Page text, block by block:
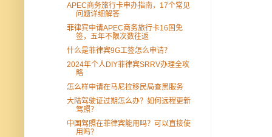
APEC商务旅行卡申办指南，17个常见
问题详细解答
菲律宾申请APEC商务旅行卡16国免
签，五年不限次数往返
什么是菲律宾9G工签怎么申请？
2024年个人DIY菲律宾SRRV办理全攻
略
怎么样申请在马尼拉移民局查黑服务
大陆驾驶证过期怎么办？如何远程更新
驾照？
中国驾照在菲律宾能用吗？可以直接使
用吗？